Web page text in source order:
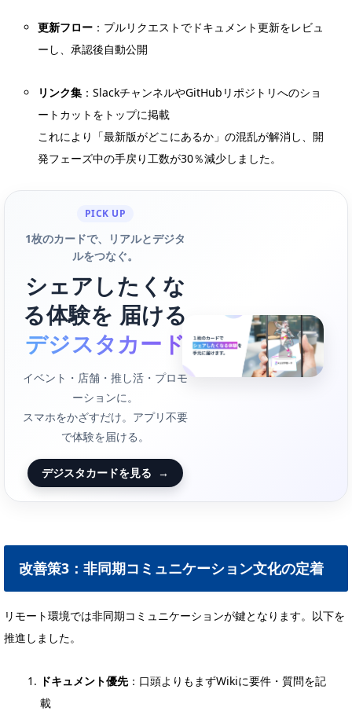
更新フロー ：プルリクエストでドキュメント更新をレビュ
ーし、承認後自動公開
リンク集 ：SlackチャンネルやGitHubリポジトリへのショ
ートカットをトップに掲載
これにより「最新版がどこにあるか」の混乱が解消し、開
発フェーズ中の手戻り工数が30％減少しました。
PICK UP
1枚のカードで、リアルとデジタ
ルをつなぐ。
シェアしたくな
る体験を 届ける
デジスタカード
イベント・店舗・推し活・プロモ
ーションに。
スマホをかざすだけ。アプリ不要
で体験を届ける。
デジスタカードを見る →
改善策3：非同期コミュニケーション文化の定着
リモート環境では非同期コミュニケーションが鍵となります。以下を
推進しました。
ドキュメント優先：口頭よりもまずWikiに要件・質問を記
載